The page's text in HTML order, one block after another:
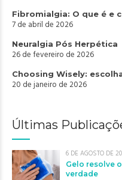
Fibromialgia: O que é e
7 de abril de 2026
Neuralgia Pós Herpética
26 de fevereiro de 2026
Choosing Wisely:
20 de janeiro de 2026
Últimas
6 DE AGOSTO DE
Gelo resolve
verdade